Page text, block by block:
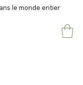
le monde entier